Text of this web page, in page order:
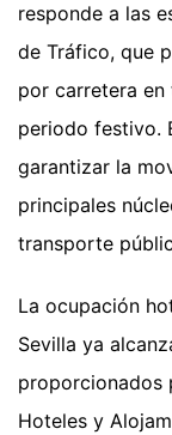
responde a las
de Tráfico, que
por carretera
periodo festivo.
garantizar la
principales
transporte
La ocupación
Sevilla ya
proporcionados
Hoteles y